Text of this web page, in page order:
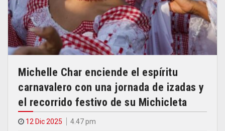
Michelle Char enciende el espíritu
carnavalero con una jornada de izadas y
el recorrido festivo de su Michicleta
12 Dic 2025 4.47 pm